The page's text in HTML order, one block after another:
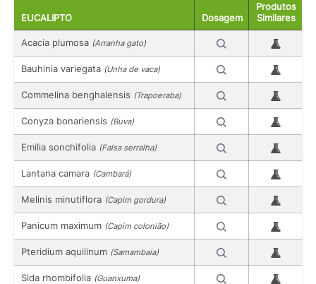
EUCALIPTO Dosagem
Produtos
Similares
Acacia plumosa (Arranha gato)
Bauhinia variegata (Unha de vaca)
Commelina benghalensis (Trapoeraba)
Conyza bonariensis (Buva)
Emilia sonchifolia (Falsa serralha)
Lantana camara (Cambará)
Melinis minutiflora (Capim gordura)
Panicum maximum (Capim colonião)
Pteridium aquilinum (Samambaia)
Sida rhombifolia (Guanxuma)